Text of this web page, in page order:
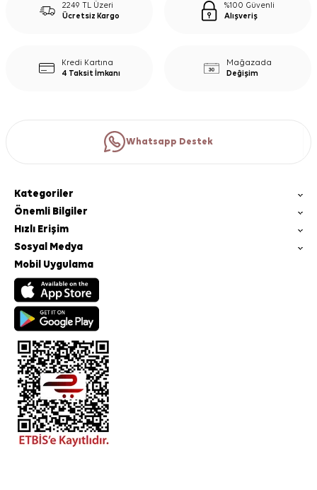
2249 TL Üzeri
Ücretsiz Kargo
%100 Güvenli
Alışveriş
Kredi Kartına
4 Taksit İmkanı
Mağazada
Değişim
Whatsapp Destek
Kategoriler
Önemli Bilgiler
Hızlı Erişim
Sosyal Medya
Mobil Uygulama